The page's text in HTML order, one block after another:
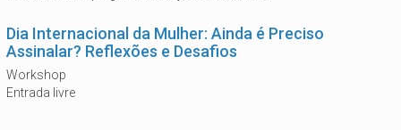
Dia Internacional da Mulher: Ainda é Preciso
Assinalar? Reflexões e Desafios
Workshop
Entrada livre